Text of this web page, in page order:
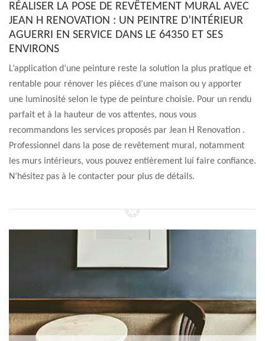
RÉALISER LA POSE DE REVÊTEMENT MURAL AVEC
JEAN H RENOVATION : UN PEINTRE D’INTÉRIEUR
AGUERRI EN SERVICE DANS LE 64350 ET SES
ENVIRONS
L’application d’une peinture reste la solution la plus pratique et
rentable pour rénover les pièces d’une maison ou y apporter
une luminosité selon le type de peinture choisie. Pour un rendu
parfait et à la hauteur de vos attentes, nous vous
recommandons les services proposés par Jean H Renovation .
Professionnel dans la pose de revêtement mural, notamment
les murs intérieurs, vous pouvez entièrement lui faire confiance.
N’hésitez pas à le contacter pour plus de détails.